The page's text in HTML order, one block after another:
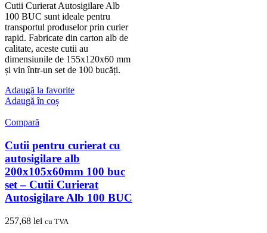
Cutii Curierat Autosigilare Alb
100 BUC sunt ideale pentru
transportul produselor prin curier
rapid. Fabricate din carton alb de
calitate, aceste cutii au
dimensiunile de 155x120x60 mm
și vin într-un set de 100 bucăți.
Adaugă la favorite
Adaugă în coș
Compară
Cutii pentru curierat cu
autosigilare alb
200x105x60mm 100 buc
set – Cutii Curierat
Autosigilare Alb 100 BUC
257,68 lei cu TVA